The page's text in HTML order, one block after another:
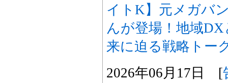
イトK】元メガバ
んが登場！地域
来に迫る戦略トー
2026年06月17日 [